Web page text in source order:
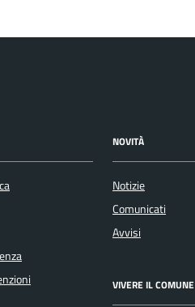
NOVITÀ
Notizie
Comunicati
Avvisi
VIVERE IL COMUNE